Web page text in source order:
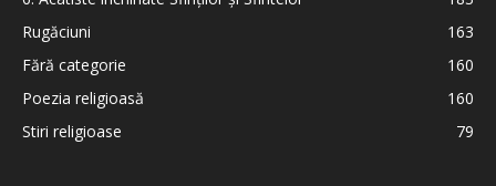
Rugăciuni
163
Fără categorie
160
Poezia religioasă
160
Stiri religioase
79